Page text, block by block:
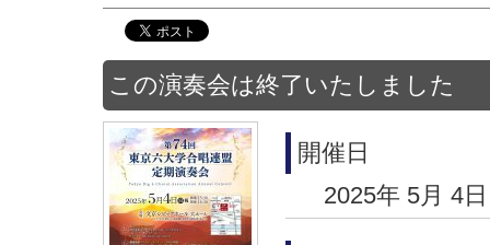
この演奏会は終了いたしました
開催日
2025年 5月 4